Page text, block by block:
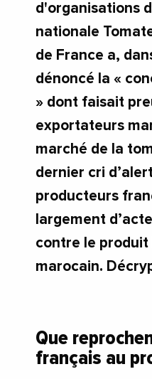
d'organisations
nationale
de France a,
dénoncé la «
» dont faisait
exportateurs
marché de la
dernier cri
producteurs
largement
contre le
marocain.
Que
français au